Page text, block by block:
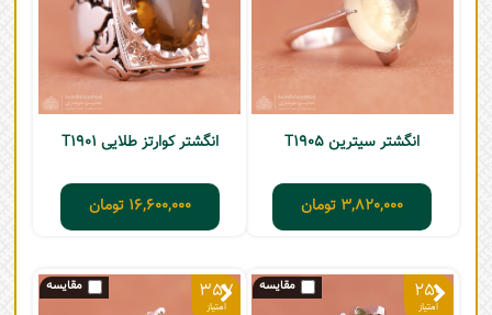
انگشتر سیترین T1905
3,820,000 تومان
انگشتر کوارتز طلایی T1901
16,600,000 تومان
250
357